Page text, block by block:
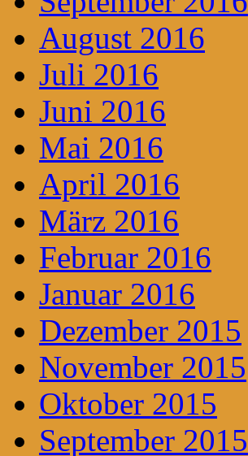
August 2016
Juli 2016
Juni 2016
Mai 2016
April 2016
März 2016
Februar 2016
Januar 2016
Dezember 2015
November 2015
Oktober 2015
September 2015